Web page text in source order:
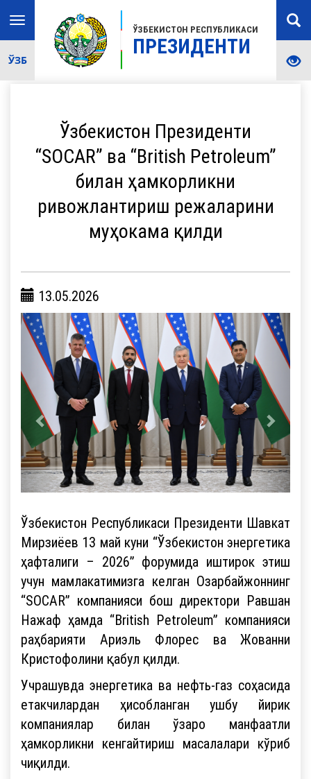
ЎЗБЕКИСТОН РЕСПУБЛИКАСИ
ПРЕЗИДЕНТИ
Toggle
navigation
ЎЗБ
Ўзбекистон Президенти
“SOCAR” ва “British Petroleum”
билан ҳамкорликни
ривожлантириш режаларини
муҳокама қилди
13.05.2026
Ўзбекистон Республикаси Президенти Шавкат
Мирзиёев 13 май куни “Ўзбекистон энергетика
ҳафталиги – 2026” форумида иштирок этиш
учун мамлакатимизга келган Озарбайжоннинг
“SOCAR” компанияси бош директори Равшан
Нажаф ҳамда “British Petroleum” компанияси
раҳбарияти Ариэль Флорес ва Жованни
Кристофолини қабул қилди.
Учрашувда энергетика ва нефть-газ соҳасида
етакчилардан ҳисобланган ушбу йирик
компаниялар билан ўзаро манфаатли
ҳамкорликни кенгайтириш масалалари кўриб
чиқилди.